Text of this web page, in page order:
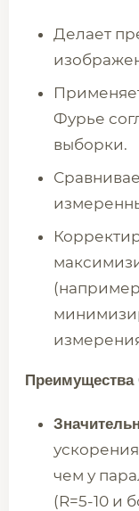
Делает
Фурье
выборки.
Преимущества
чем у
(R=5-10 и